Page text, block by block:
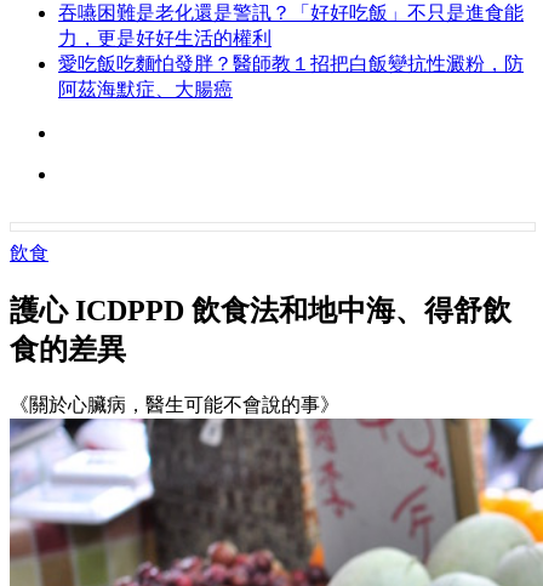
吞嚥困難是老化還是警訊？「好好吃飯」不只是進食能
力，更是好好生活的權利
愛吃飯吃麵怕發胖？醫師教１招把白飯變抗性澱粉，防
阿茲海默症、大腸癌
飲食
護心 ICDPPD 飲食法和地中海、得舒飲
食的差異
《關於心臟病，醫生可能不會說的事》